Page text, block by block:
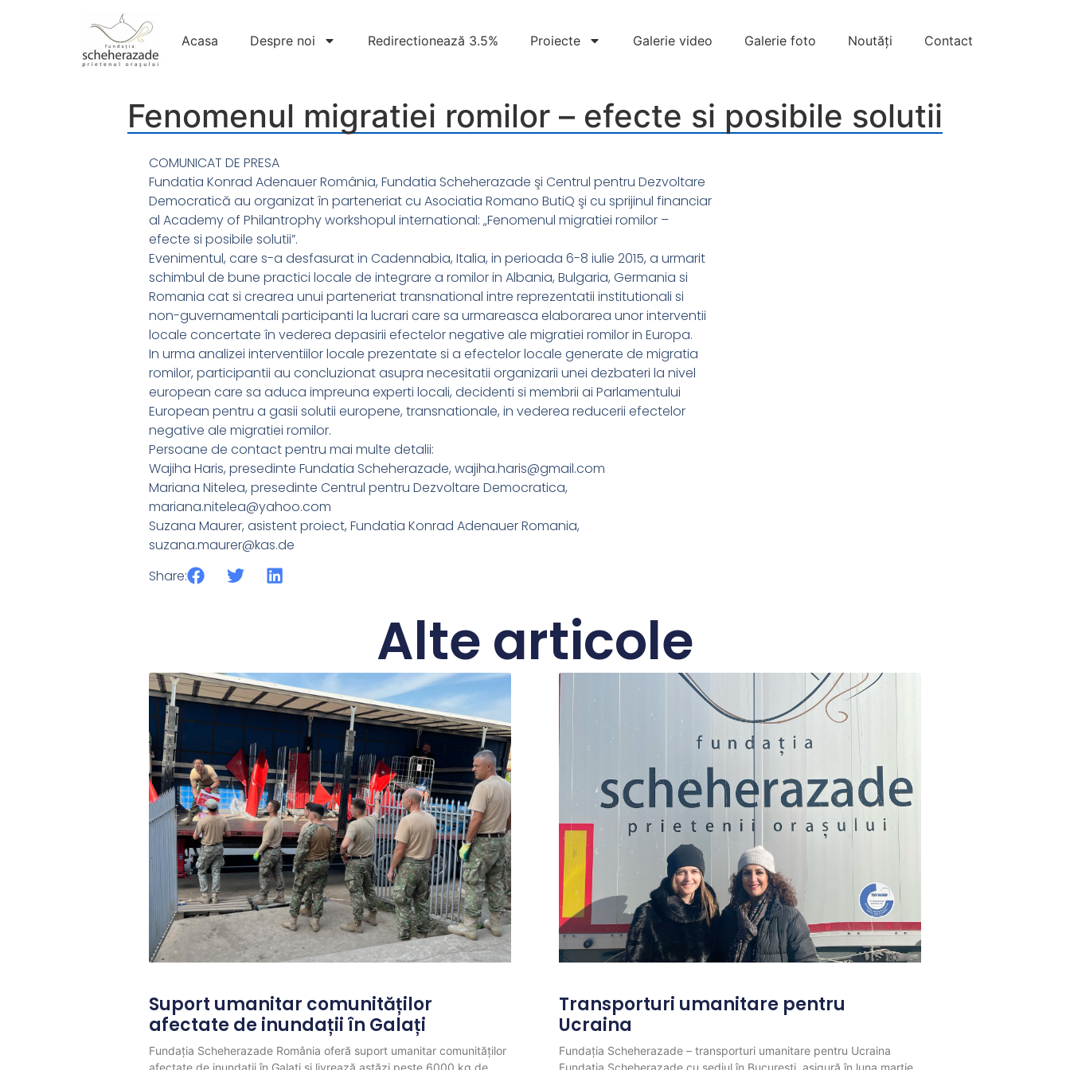
Acasa Despre noi Redirectionează 3.5% Proiecte Galerie video Galerie foto Noutăți Contact
Fenomenul migratiei romilor – efecte si posibile solutii
COMUNICAT DE PRESA
Fundatia Konrad Adenauer România, Fundatia Scheherazade şi Centrul pentru Dezvoltare
Democratică au organizat în parteneriat cu Asociatia Romano ButiQ şi cu sprijinul financiar
al Academy of Philantrophy workshopul international: „Fenomenul migratiei romilor –
efecte si posibile solutii”.
Evenimentul, care s-a desfasurat in Cadennabia, Italia, in perioada 6-8 iulie 2015, a urmarit
schimbul de bune practici locale de integrare a romilor in Albania, Bulgaria, Germania si
Romania cat si crearea unui parteneriat transnational intre reprezentatii institutionali si
non-guvernamentali participanti la lucrari care sa urmareasca elaborarea unor interventii
locale concertate în vederea depasirii efectelor negative ale migratiei romilor in Europa.
In urma analizei interventiilor locale prezentate si a efectelor locale generate de migratia
romilor, participantii au concluzionat asupra necesitatii organizarii unei dezbateri la nivel
european care sa aduca impreuna experti locali, decidenti si membrii ai Parlamentului
European pentru a gasii solutii europene, transnationale, in vederea reducerii efectelor
negative ale migratiei romilor.
Persoane de contact pentru mai multe detalii:
Wajiha Haris, presedinte Fundatia Scheherazade, wajiha.haris@gmail.com
Mariana Nitelea, presedinte Centrul pentru Dezvoltare Democratica,
mariana.nitelea@yahoo.com
Suzana Maurer, asistent proiect, Fundatia Konrad Adenauer Romania,
suzana.maurer@kas.de
Share:
Alte articole
Suport umanitar comunităților
afectate de inundații în Galați
Fundația Scheherazade România oferă suport umanitar comunităților
afectate de inundații în Galați și livrează astăzi peste 6000 kg de
Transporturi umanitare pentru
Ucraina
Fundația Scheherazade – transporturi umanitare pentru Ucraina
Fundația Scheherazade cu sediul în București, asigură în luna martie